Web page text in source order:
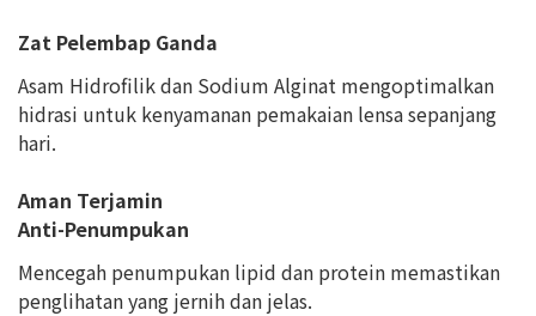
Zat Pelembap Ganda
Asam Hidrofilik dan Sodium Alginat mengoptimalkan
hidrasi untuk kenyamanan pemakaian lensa sepanjang
hari.
Aman Terjamin
Anti-Penumpukan
Mencegah penumpukan lipid dan protein memastikan
penglihatan yang jernih dan jelas.